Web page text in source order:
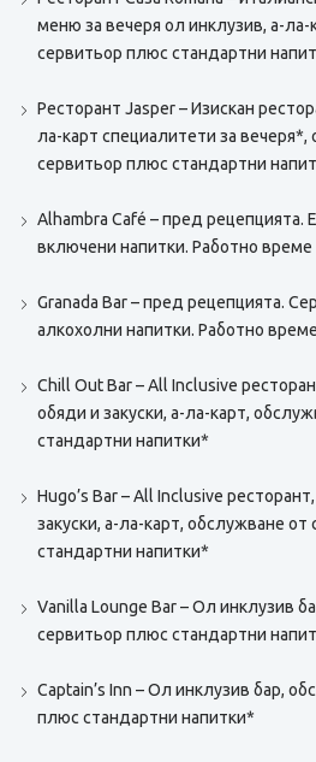
меню за вечеря ол инклузив, а-ла-
сервитьор плюс стандартни
Ресторант Jasper – Изискан
ла-карт специалитети за вечеря*,
сервитьор плюс стандартни
Alhambra Café – пред рецепцията.
включени напитки. Работно време
Granada Bar – пред рецепцията.
алкохолни напитки. Работно
Chill Out Bar – All Inclusive
обяди и закуски, а-ла-карт,
стандартни напитки*
Hugo’s Bar – All Inclusive
закуски, а-ла-карт, обслужване
стандартни напитки*
Vanilla Lounge Bar – Ол инклузив
сервитьор плюс стандартни
Captain’s Inn – Ол инклузив бар,
плюс стандартни напитки*